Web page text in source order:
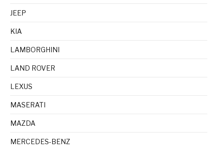
JEEP
KIA
LAMBORGHINI
LAND ROVER
LEXUS
MASERATI
MAZDA
MERCEDES-BENZ